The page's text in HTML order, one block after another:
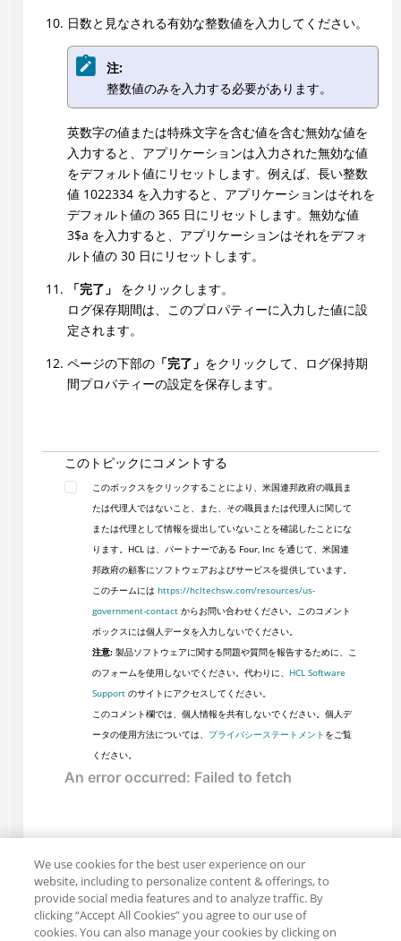
日数と見なされる有効な整数値を入力してください。
注:
整数値のみを入力する必要があります。
英数字の値または特殊文字を含む値を含む無効な値を
入力すると、アプリケーションは入力された無効な値
をデフォルト値にリセットします。例えば、長い整数
値 1022334 を入力すると、アプリケーションはそれを
デフォルト値の 365 日にリセットします。無効な値
3$a を入力すると、アプリケーションはそれをデフォ
ルト値の 30 日にリセットします。
「完了」
をクリックします。
ログ保存期間は、このプロパティーに入力した値に設
定されます。
ページの下部の「完了」 をクリックして、ログ保持期
間プロパティーの設定を保存します。
このトピックにコメントする
このボックスをクリックすることにより、米国連邦政府の職員ま
たは代理人ではないこと、また、その職員または代理人に関して
または代理として情報を提出していないことを確認したことにな
ります。HCL は、パートナーである Four, Inc を通じて、米国連
邦政府の顧客にソフトウェアおよびサービスを提供しています。
このチームには https://hcltechsw.com/resources/us-
government-contactからお問い合わせください。このコメント
ボックスには個人データを入力しないでください。
注意:製品ソフトウェアに関する問題や質問を報告するために、こ
のフォームを使用しないでください。代わりに、 HCL Software
Supportのサイトにアクセスしてください。
このコメント欄では、個人情報を共有しないでください。個人デ
ータの使用方法については、 プライバシーステートメント をご覧
ください。
We use cookies for the best user experience on our
website, including to personalize content & offerings, to
provide social media features and to analyze traffic. By
clicking “Accept All Cookies” you agree to our use of
cookies. You can also manage your cookies by clicking on